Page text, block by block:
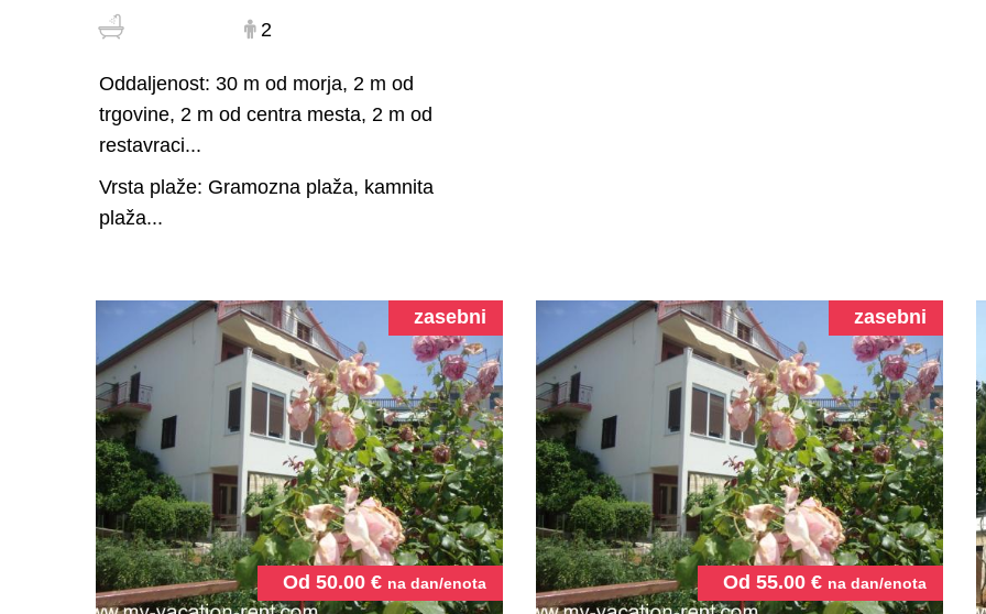
2
Oddaljenost: 30 m od morja, 2 m od
trgovine, 2 m od centra mesta, 2 m od
restavraci...
Vrsta plaže: Gramozna plaža, kamnita
plaža...
Od 50.00€ na dan/enota
zasebni
Od 55.00€ na dan/enota
zasebni